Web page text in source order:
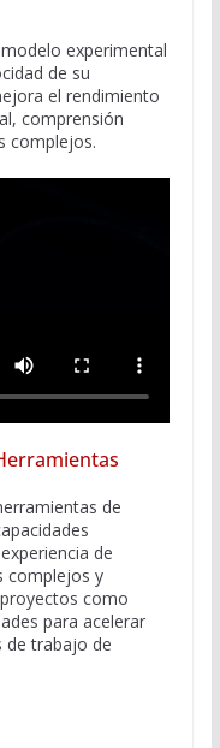
experimental
de su
el rendimiento
comprensión
complejos.
de
de
complejos y
como
para acelerar
de trabajo de